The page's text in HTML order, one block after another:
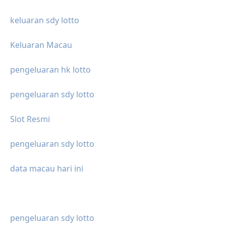
keluaran sdy lotto
Keluaran Macau
pengeluaran hk lotto
pengeluaran sdy lotto
Slot Resmi
pengeluaran sdy lotto
data macau hari ini
pengeluaran sdy lotto